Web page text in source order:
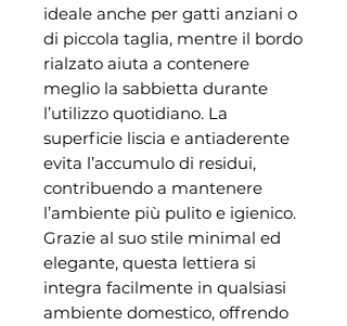
ideale anche per gatti anziani o
di piccola taglia, mentre il bordo
rialzato aiuta a contenere
meglio la sabbietta durante
l’utilizzo quotidiano. La
superficie liscia e antiaderente
evita l’accumulo di residui,
contribuendo a mantenere
l’ambiente più pulito e igienico.
Grazie al suo stile minimal ed
elegante, questa lettiera si
integra facilmente in qualsiasi
ambiente domestico, offrendo